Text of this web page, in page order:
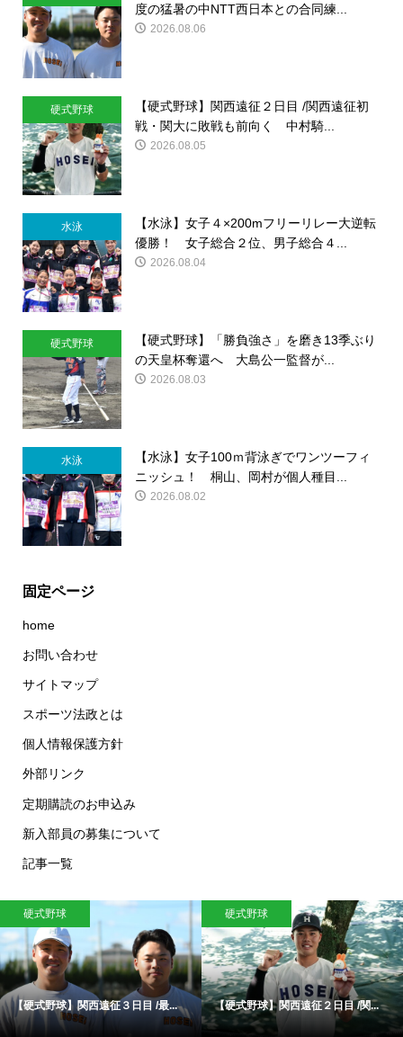
度の猛暑の中NTT西日本との合同練...
2026.08.06
硬式野球
【硬式野球】関西遠征２日目 /関西遠征初
戦・関大に敗戦も前向く 中村騎...
2026.08.05
水泳
【水泳】女子４×200mフリーリレー大逆転
優勝！ 女子総合２位、男子総合４...
2026.08.04
硬式野球
【硬式野球】「勝負強さ」を磨き13季ぶり
の天皇杯奪還へ 大島公一監督が...
2026.08.03
水泳
【水泳】女子100ｍ背泳ぎでワンツーフィ
ニッシュ！ 桐山、岡村が個人種目...
2026.08.02
固定ページ
home
お問い合わせ
サイトマップ
スポーツ法政とは
個人情報保護方針
外部リンク
定期購読のお申込み
新入部員の募集について
記事一覧
硬式野球
【硬式野球】関西遠征３日目 /最...
硬式野球
【硬式野球】関西遠征２日目 /関...